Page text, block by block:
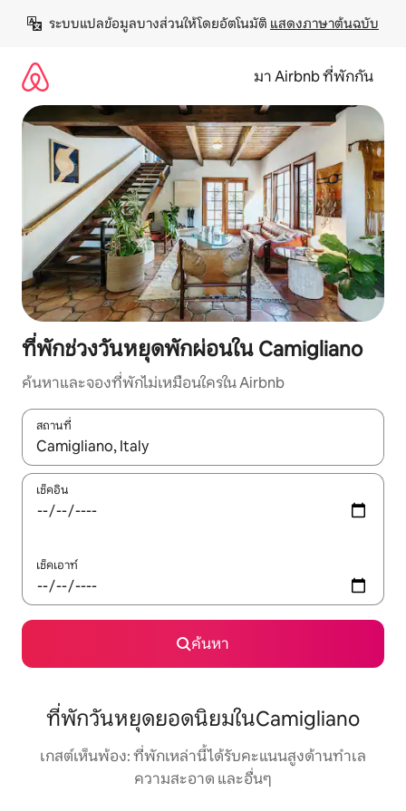
เนื้อหา
ระบบแปลข้อมูลบางส่วนให้โดยอัตโนมัติ แสดงภาษาต้นฉบับ
มา Airbnb ที่พักกัน
ที่พักช่วงวันหยุดพักผ่อนใน Camigliano
ค้นหาและจองที่พักไม่เหมือนใครใน Airbnb
สถานที่
ใช้ลูกศรขึ้นลง หรือใช้การสัมผัสหรือปัด เพื่อสำรวจผลการค้นหา
เช็คอิน
เช็คเอาท์
ค้นหา
ที่พักวันหยุดยอดนิยมในCamigliano
เกสต์เห็นพ้อง: ที่พักเหล่านี้ได้รับคะแนนสูงด้านทำเล
ความสะอาด และอื่นๆ